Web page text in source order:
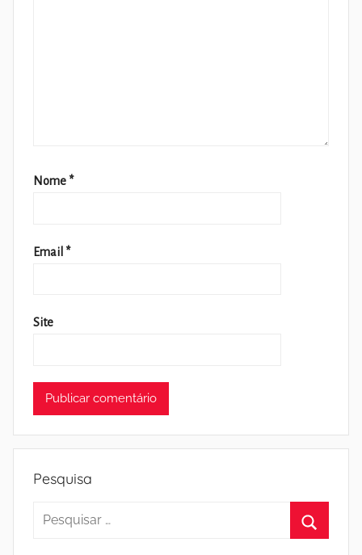
Nome *
Email *
Site
Pesquisa
Pesquisar